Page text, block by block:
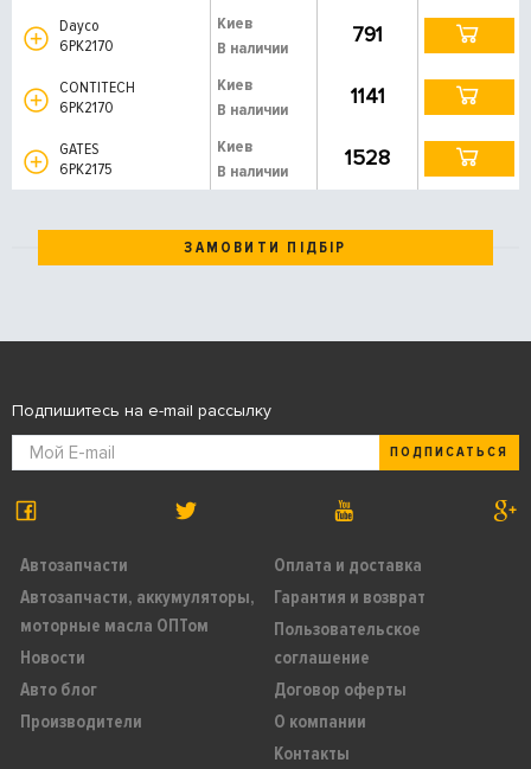
Dayco
6PK2170
Киев
В наличии
791
CONTITECH
6PK2170
Киев
В наличии
1141
GATES
6PK2175
Киев
В наличии
1528
ЗАМОВИТИ ПІДБІР
Автозапчасти
Автозапчасти, аккумуляторы,
моторные масла ОПТом
Новости
Авто блог
Производители
Оплата и доставка
Гарантия и возврат
Пользовательское
соглашение
Договор оферты
О компании
Контакты
Подпишитесь на e-mail рассылку
ПОДПИСАТЬСЯ